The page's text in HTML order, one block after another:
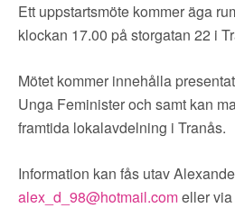
ENGAGERA DIG I F!
ENAD RÖST
PARTILEDARE
OM FI
Ett uppstartsmöte kommer äga
klockan 17.00 på storgatan 22 i
Mötet kommer innehålla
Unga Feminister och samt kan
framtida lokalavdelning i Tranås.
Information kan fås utav
alex_d_98@hotmail.comeller